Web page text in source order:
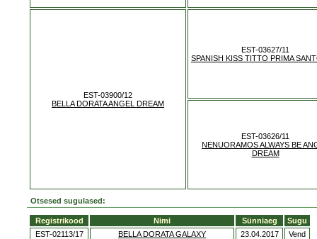
EST-03900/12
BELLA DORATA ANGEL DREAM
EST-03627/11
SPANISH KISS TITTO PRIMA
EST-03626/11
NENUORAMOS ALWAYS BE
DREAM
Otsesed sugulased:
Registrikood Nimi Sünniaeg
Sugu
EST-02113/17
BELLA DORATA GALAXY 23.04.2017
Vend